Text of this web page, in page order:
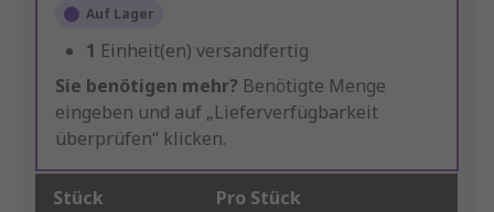
Auf Lager
1 Einheit(en) versandfertig
Sie benötigen mehr? Benötigte Menge
eingeben und auf „Lieferverfügbarkeit
überprüfen“ klicken.
Stück Pro Stück